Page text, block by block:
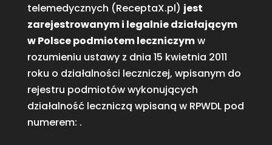
telemedycznych (ReceptaX.pl) jest
zarejestrowanym i legalnie działającym
w Polsce podmiotem leczniczymw
rozumieniu ustawy z dnia 15 kwietnia 2011
roku o działalności leczniczej, wpisanym do
rejestru podmiotów wykonujących
działalność leczniczą wpisaną w RPWDL pod
numerem: .